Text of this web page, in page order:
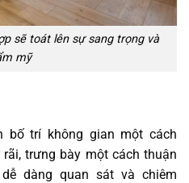
sẽ toát lên sự sang trọng và
mỹ
bố trí không gian một cách
trưng bày một cách thuận
dàng quan sát và chiêm